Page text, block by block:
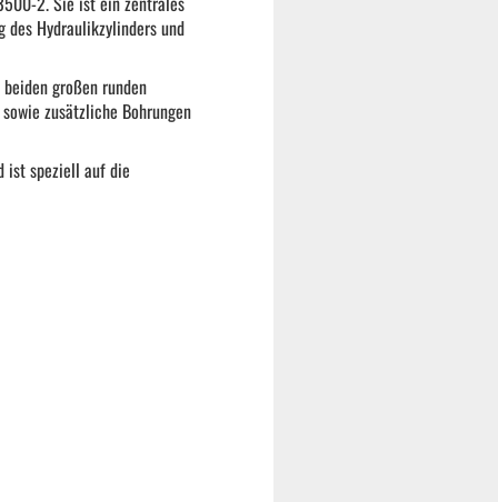
Hydraulikzylinders und
großen runden
zusätzliche Bohrungen
ist speziell auf die